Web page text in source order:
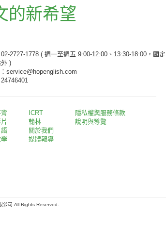
的新希望
2727-1778 ( 週一至週五 9:00-12:00、13:30-18:00，國定
)
service@hopenglish.com
ICRT
翰林
關於我們
媒體報導
隱私權與服務條款
說明與導覽
司 All Rights Reserved.